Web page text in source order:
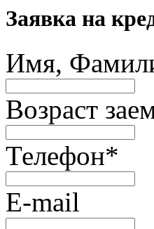
Заявка на
Имя,
Возраст
Телефон*
E-mail